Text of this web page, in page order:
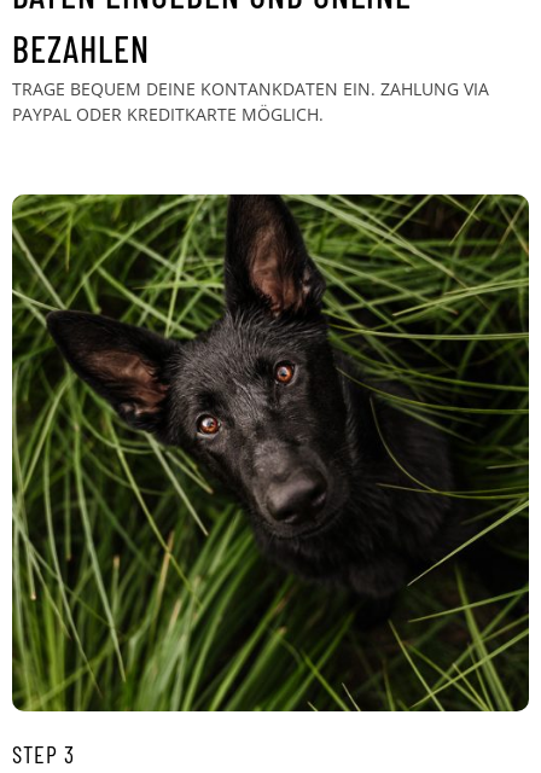
BEZAHLEN
TRAGE BEQUEM DEINE KONTANKDATEN EIN. ZAHLUNG VIA
PAYPAL ODER KREDITKARTE MÖGLICH.
STEP 3